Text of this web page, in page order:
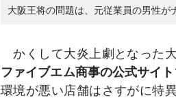
大阪王将の問題は、元従業員の男性が
かくして大炎上劇となった
ファイブエム商事の公式サイ
環境が悪い店舗はさすがに特